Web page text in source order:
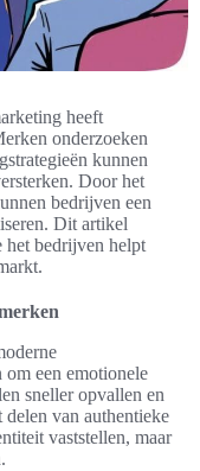
heeft
onderzoeken
kunnen
Door het
bedrijven een
Dit artikel
het bedrijven helpt
een emotionele
sneller opvallen en
van authentieke
vaststellen, maar